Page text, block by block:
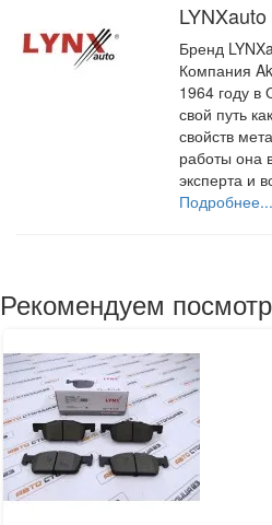
LYNXauto
Бренд
Компания
1964 году в
свой путь
свойств
работы она
эксперта и
Подробнее...
Рекомендуем